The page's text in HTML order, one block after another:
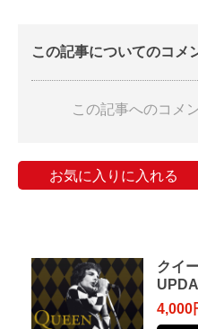
この記事についてのコメ
この記事へのコメ
お気に入りに入れる
クイ
4,000